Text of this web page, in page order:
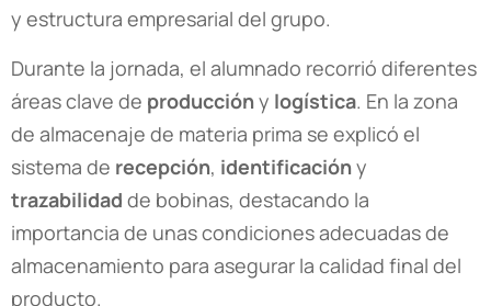
y estructura empresarial del grupo.
Durante la jornada, el alumnado recorrió diferentes
áreas clave de produccióny logística. En la zona
de almacenaje de materia prima se explicó el
sistema de recepción, identificacióny
trazabilidad de bobinas, destacando la
importancia de unas condiciones adecuadas de
almacenamiento para asegurar la calidad final del
producto.